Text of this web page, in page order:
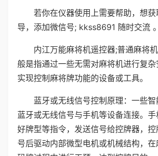
若你在仪器使用上需要帮助，想
导，添加微信号; kkss8691 随时交流 。
内江万能麻将机遥控器;普通麻将
般是指通过一些无需对麻将机进行复
实现控制麻将牌功能的设备或工具。
蓝牙或无线信号控制原理：一些
蓝牙或无线信号与手机等设备连接。
好牌型等指令，发送信号给控牌器，
号后驱动内部微型电机或机械结构，在